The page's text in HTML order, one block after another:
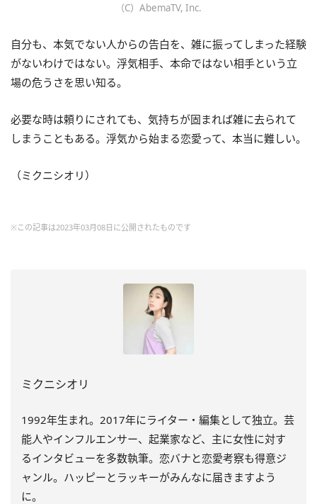
（C）AbemaTV, Inc.
自分も、本気でない人からの告白を、雑に振ってしまった経験
がないわけではない。浮気相手、本命ではない相手という立
場の危うさを思い知る。
必要な時は頼りにされても、気持ちが固まれば雑に去られて
しまうこともある。浮気から始まる恋愛って、本当に難しい。
（ミクニシオリ）
※この記事は2023年03月08日に公開されたものです
ミクニシオリ
1992年生まれ。2017年にライター・編集として独立。芸
能人やインフルエンサー、起業家など、主に女性に対す
るインタビューを多数執筆。恋バナと恋愛考察も得意ジ
ャンル。ハッピーとラッキーがみんなに届きますよう
に。